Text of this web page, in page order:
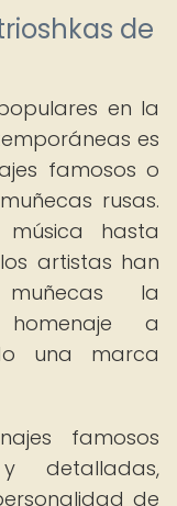
de
en la
es
famosos o
rusas.
hasta
artistas han
la
a
una marca
famosos
detalladas,
de